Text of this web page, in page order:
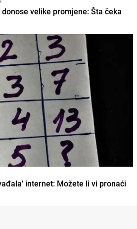
velike promjene: Šta čeka
internet: Možete li vi pronaći